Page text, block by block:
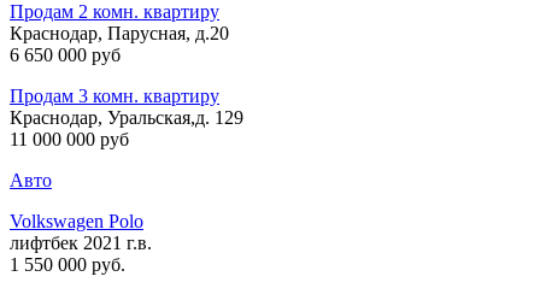
Продам 2 комн. квартиру
Краснодар, Парусная, д.20
6 650 000 руб
Продам 3 комн. квартиру
Краснодар, Уральская,д. 129
11 000 000 руб
Авто
Volkswagen Polo
лифтбек 2021 г.в.
1 550 000 руб.